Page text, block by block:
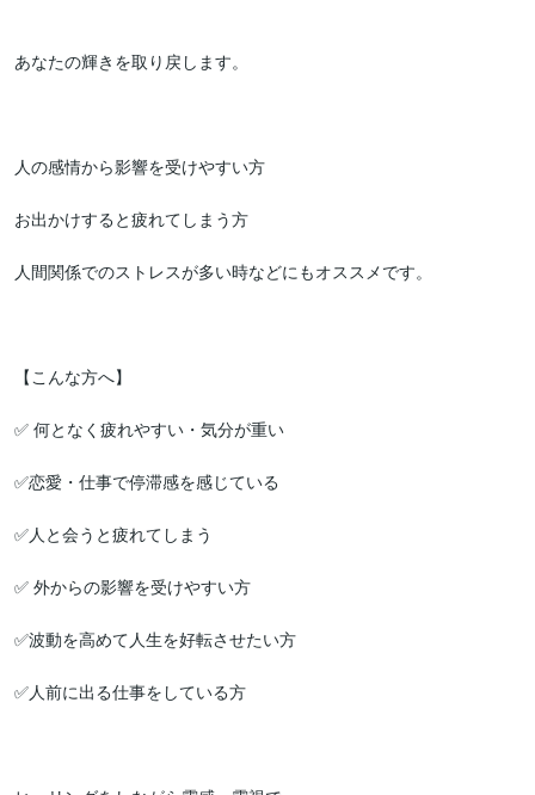
あなたの輝きを取り戻します。
人の感情から影響を受けやすい方
お出かけすると疲れてしまう方
人間関係でのストレスが多い時などにもオススメです。
【こんな方へ】
✅ 何となく疲れやすい・気分が重い
✅恋愛・仕事で停滞感を感じている
✅人と会うと疲れてしまう
✅ 外からの影響を受けやすい方
✅波動を高めて人生を好転させたい方
✅人前に出る仕事をしている方